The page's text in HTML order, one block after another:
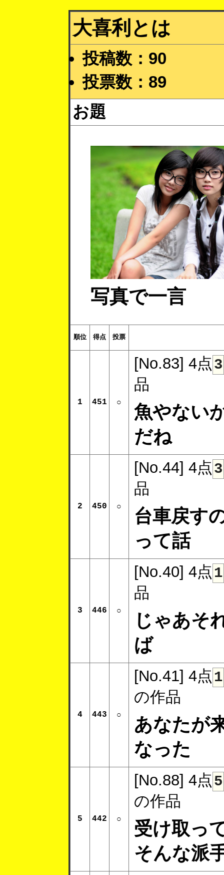
大喜利とは
投稿数：90
投票数：89
お題
写真で一言
順位 得点 投票
1 451 ○
[No.83] 4点 3
品
魚やない
だね
2 450 ○
[No.44] 4点 3
品
台車戻す
って話
3 446 ○
[No.40] 4点 1
品
じゃあそ
ば
4 443 ○
[No.41] 4点 1
の作品
あなたが
なった
5 442 ○
[No.88] 4点 5
の作品
受け取っ
そんな派